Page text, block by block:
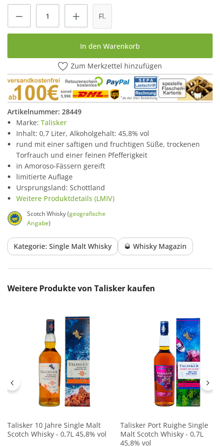
Produkt Anzahl: Gib den gewünschten
Fl.
In den Warenkorb
Zum Merkzettel hinzufügen
Artikelnummer: 28449
Marke: Talisker
Inhalt: 0,7 Liter, Alkoholgehalt: 45,8% vol
rund mit einer saftigen und fruchtigen Süße, trockenen
Torfrauch und einer feinen Pfefferigkeit
in Amoroso-Fässern gereift
limitierte Auflage
Ursprungsland: Schottland
Weitere Produktdetails (LMIV)
Scotch Whisky (geografische
Angabe)
Kategorie: Single Malt Whisky 🥃 Whisky Magazin
Produktgalerie überspringen
Weitere Produkte von Talisker kaufen
Talisker 10 Jahre Single Malt
Scotch Whisky - 0,7L 45,8% vol
Talisker Port Ruighe Single
Malt Scotch Whisky - 0,7L
45,8% vol